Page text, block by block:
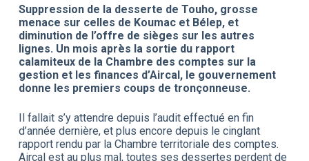
Suppression de la desserte de Touho, grosse
menace sur celles de Koumac et Bélep, et
diminution de l’offre de sièges sur les autres
lignes. Un mois après la sortie du rapport
calamiteux de la Chambre des comptes sur la
gestion et les finances d’Aircal, le gouvernement
donne les premiers coups de tronçonneuse.
Il fallait s’y attendre depuis l’audit effectué en fin
d’année dernière, et plus encore depuis le cinglant
rapport rendu par la Chambre territoriale des comptes.
Aircal est au plus mal, toutes ses dessertes perdent de